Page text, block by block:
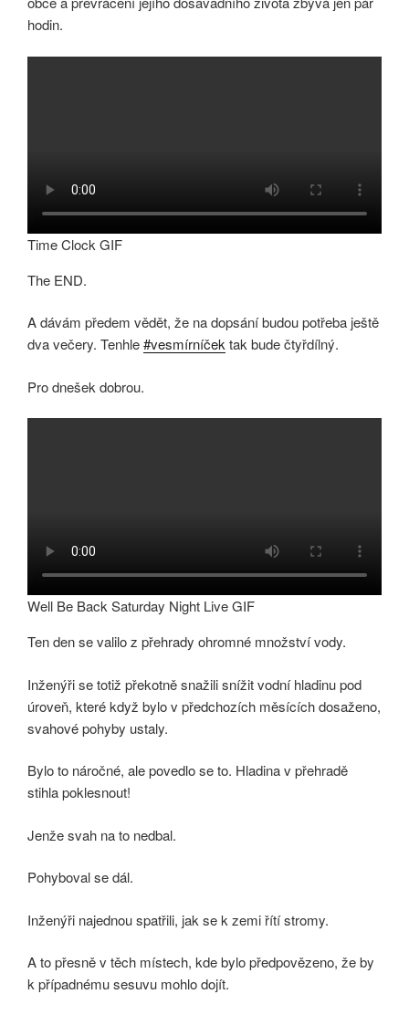
hodin.
Time Clock GIF
The END.
A dávám předem vědět, že na dopsání budou potřeba ještě
dva večery. Tenhle#vesmírníčektak bude čtyřdílný.
Pro dnešek dobrou.
Well Be Back Saturday Night Live GIF
Ten den se valilo z přehrady ohromné množství vody.
Inženýři se totiž překotně snažili snížit vodní hladinu pod
úroveň, které když bylo v předchozích měsících dosaženo,
svahové pohyby ustaly.
Bylo to náročné, ale povedlo se to. Hladina v přehradě
stihla poklesnout!
Jenže svah na to nedbal.
Pohyboval se dál.
Inženýři najednou spatřili, jak se k zemi řítí stromy.
A to přesně v těch místech, kde bylo předpovězeno, že by
k případnému sesuvu mohlo dojít.